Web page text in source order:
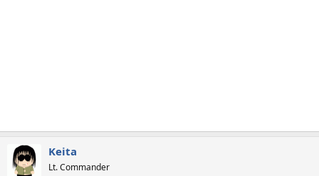
Keita
Lt. Commander